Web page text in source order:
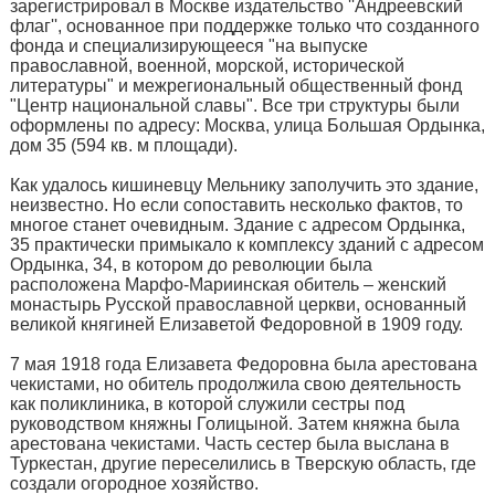
зарегистрировал в Москве издательство ''Андреевский
флаг'', основанное при поддержке только что созданного
фонда и специализирующееся "на выпуске
православной, военной, морской, исторической
литературы" и межрегиональный общественный фонд
"Центр национальной славы". Все три структуры были
оформлены по адресу: Москва, улица Большая Ордынка,
дом 35 (594 кв. м площади).
Как удалось кишиневцу Мельнику заполучить это здание,
неизвестно. Но если сопоставить несколько фактов, то
многое станет очевидным. Здание с адресом Ордынка,
35 практически примыкало к комплексу зданий с адресом
Ордынка, 34, в котором до революции была
расположена Марфо-Мариинская обитель – женский
монастырь Русской православной церкви, основанный
великой княгиней Елизаветой Федоровной в 1909 году.
7 мая 1918 года Елизавета Федоровна была арестована
чекистами, но обитель продолжила свою деятельность
как поликлиника, в которой служили сестры под
руководством княжны Голицыной. Затем княжна была
арестована чекистами. Часть сестер была выслана в
Туркестан, другие переселились в Тверскую область, где
создали огородное хозяйство.